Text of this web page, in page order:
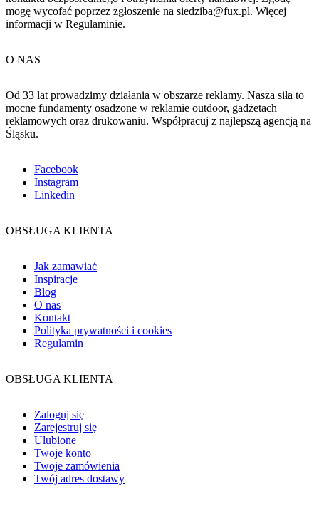
mogę wycofać poprzez zgłoszenie na siedziba@fux.pl. Więcej
informacji w Regulaminie.
O NAS
Od 33 lat prowadzimy działania w obszarze reklamy. Nasza siła to
mocne fundamenty osadzone w reklamie outdoor, gadżetach
reklamowych oraz drukowaniu. Współpracuj z najlepszą agencją na
Śląsku.
Facebook
Instagram
Linkedin
OBSŁUGA KLIENTA
Jak zamawiać
Inspiracje
Blog
O nas
Kontakt
Polityka prywatności i cookies
Regulamin
OBSŁUGA KLIENTA
Zaloguj się
Zarejestruj się
Ulubione
Twoje konto
Twoje zamówienia
Twój adres dostawy